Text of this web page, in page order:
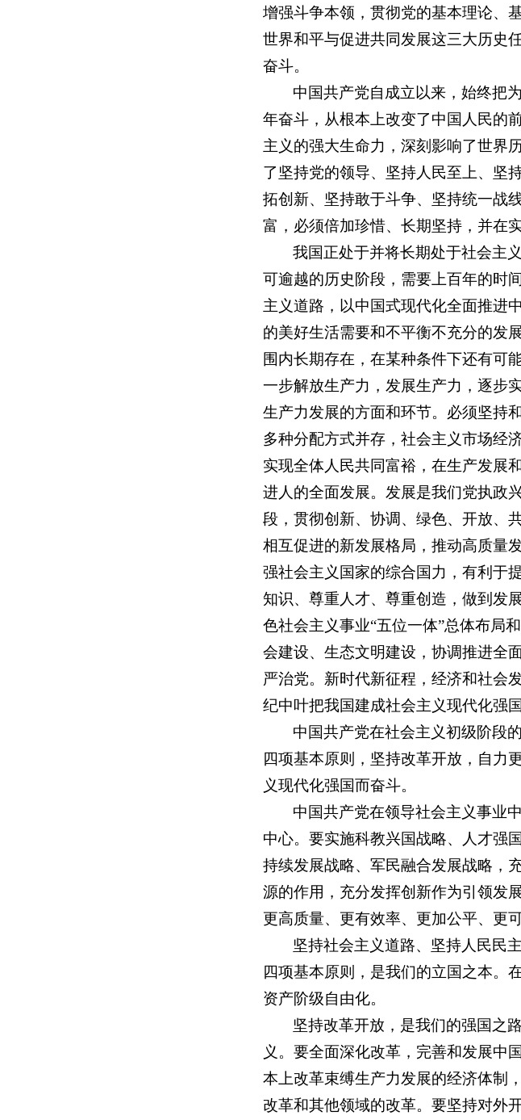
增强斗争本领，贯彻党的基本理论、
世界和平与促进共同发展这三大历史
奋斗。
中国共产党自成立以来，始终把
年奋斗，从根本上改变了中国人民的
主义的强大生命力，深刻影响了世界
了坚持党的领导、坚持人民至上、坚
拓创新、坚持敢于斗争、坚持统一战
富，必须倍加珍惜、长期坚持，并在
我国正处于并将长期处于社会主
可逾越的历史阶段，需要上百年的时
主义道路，以中国式现代化全面推进
的美好生活需要和不平衡不充分的发
围内长期存在，在某种条件下还有可
一步解放生产力，发展生产力，逐步
生产力发展的方面和环节。必须坚持
多种分配方式并存，社会主义市场经
实现全体人民共同富裕，在生产发展
进人的全面发展。发展是我们党执政
段，贯彻创新、协调、绿色、开放、
相互促进的新发展格局，推动高质量
强社会主义国家的综合国力，有利于
知识、尊重人才、尊重创造，做到发
色社会主义事业“五位一体”总体布局
会建设、生态文明建设，协调推进全
严治党。新时代新征程，经济和社会
纪中叶把我国建成社会主义现代化强国
中国共产党在社会主义初级阶段
四项基本原则，坚持改革开放，自力
义现代化强国而奋斗。
中国共产党在领导社会主义事业
中心。要实施科教兴国战略、人才强
持续发展战略、军民融合发展战略，
源的作用，充分发挥创新作为引领发
更高质量、更有效率、更加公平、更
坚持社会主义道路、坚持人民民
四项基本原则，是我们的立国之本。
资产阶级自由化。
坚持改革开放，是我们的强国之
义。要全面深化改革，完善和发展中
本上改革束缚生产力发展的经济体制
改革和其他领域的改革。要坚持对外